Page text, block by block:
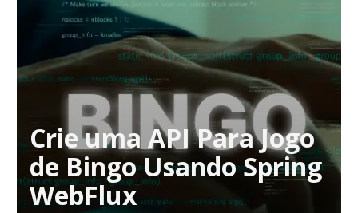
Crie uma API Para Jogo
de Bingo Usando Spring
WebFlux